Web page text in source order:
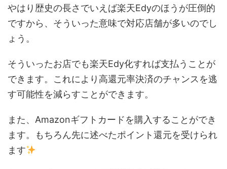
やはり歴史の長さでいえば楽天Edyのほうが圧倒的
ですから、そういった意味で対応店舗が多いのでし
ょう。
そういったお店でも楽天Edy化すれば支払うことが
できます。これにより高還元率決済のチャンスを逃
す可能性を減らすことができます。
また、Amazonギフトカードを購入することができ
ます。もちろん先に述べたポイント還元を受けられ
ます